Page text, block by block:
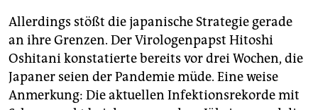
Allerdings stößt die japanische Strategie gerade
an ihre Grenzen. Der Virologenpapst Hitoshi
Oshitani konstatierte bereits vor drei Wochen, die
Japaner seien der Pandemie müde. Eine weise
Anmerkung: Die aktuellen Infektionsrekorde mit